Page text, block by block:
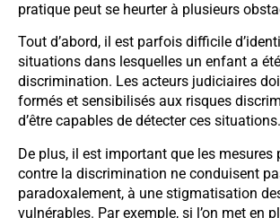
pratique peut se heurter à plusieurs
Tout d’abord, il est parfois difficile
situations dans lesquelles un enfant a
discrimination. Les acteurs judiciaires
formés et sensibilisés aux risques
d’être capables de détecter ces situations.
De plus, il est important que les mesures
contre la discrimination ne conduisent
paradoxalement, à une stigmatisation
vulnérables. Par exemple, si l’on met en